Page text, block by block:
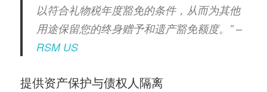
以符合礼物税年度豁免的条件，从而为其他
用途保留您的终身赠予和遗产豁免额度。” –
RSM US
提供资产保护与债权人隔离